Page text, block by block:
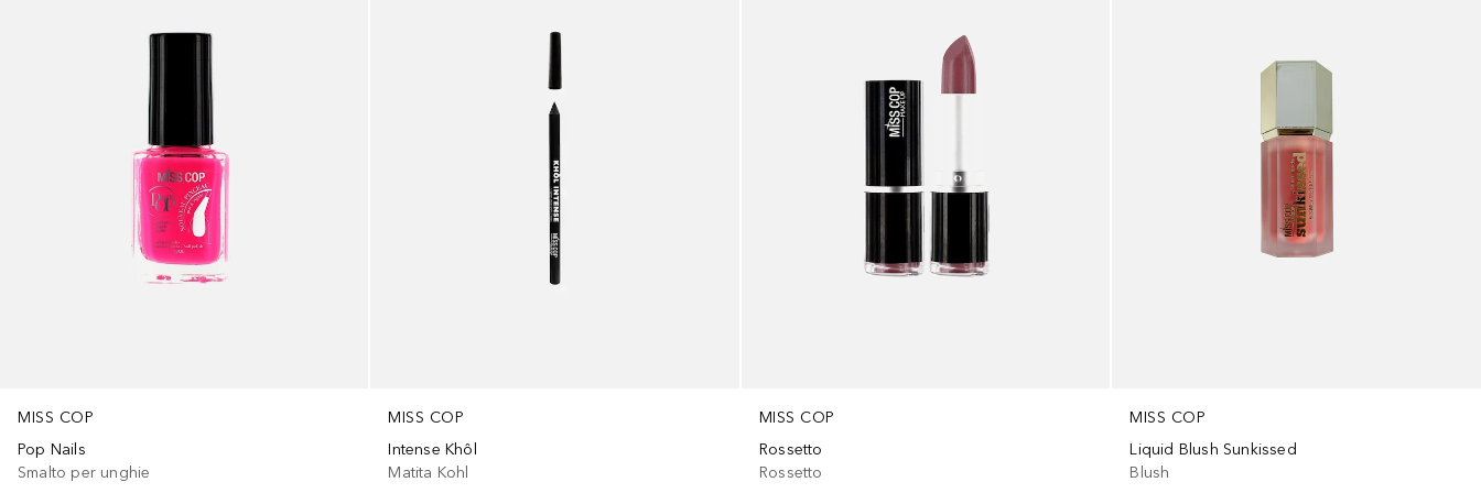
MISS COP
Pop Nails
Smalto per unghie
MISS COP
Intense Khôl
Matita Kohl
MISS COP
Rossetto
Rossetto
MISS COP
Liquid Blush Sunkissed
Blush